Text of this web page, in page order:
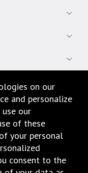
on our
and personalize
our
of these
your personal
consent to the